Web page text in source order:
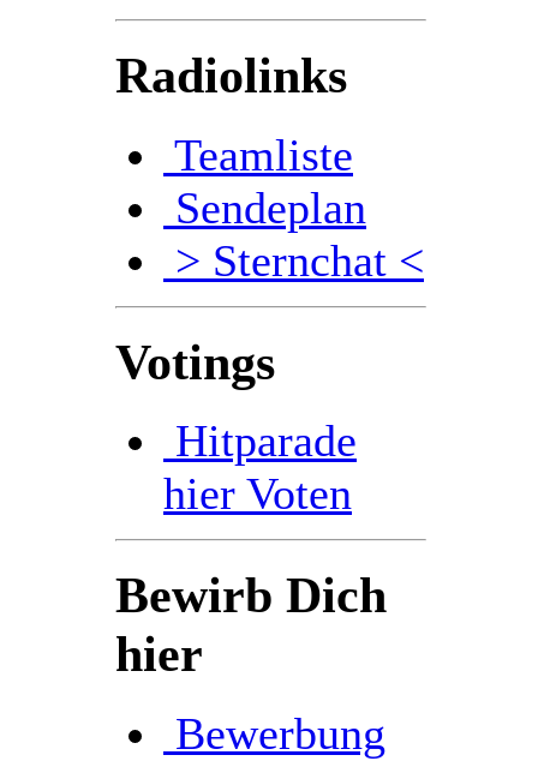
Radiolinks
Teamliste
Sendeplan
> Sternchat <
Votings
Hitparade
hier Voten
Bewirb Dich
hier
Bewerbung